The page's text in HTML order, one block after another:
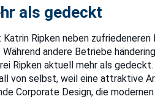
als gedeckt
Ripken neben
andere Betriebe
Ripken aktuell mehr als
von selbst, weil eine attraktive
Corporate Design, die